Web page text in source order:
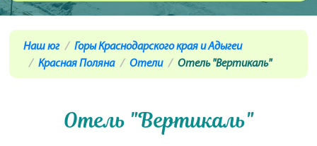
Наш юг
Горы Краснодарского края и Адыгеи
Красная Поляна
Отели Отель "Вертикаль"
Отель "Вертикаль"